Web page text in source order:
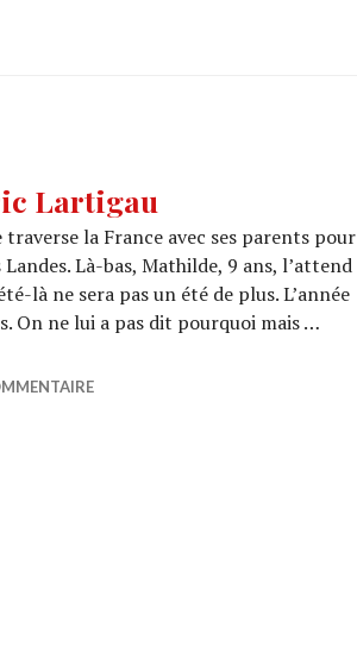
Lartigau
la France avec ses parents pour
Là-bas, Mathilde, 9 ans, l’attend
là ne sera pas un été de plus. L’année
On ne lui a pas dit pourquoi mais …
Lartigau